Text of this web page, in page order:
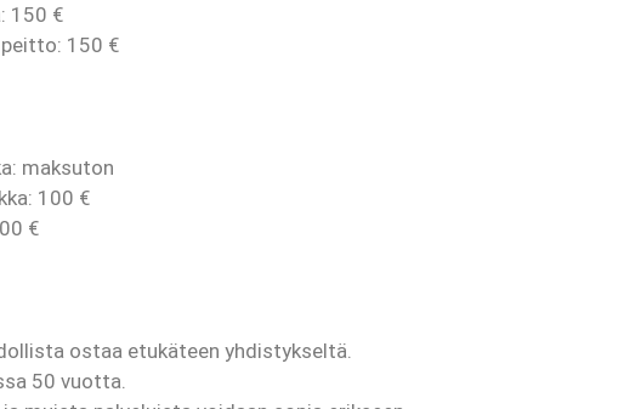
150 €
peitto: 150 €
maksuton
100 €
€
ostaa etukäteen yhdistykseltä.
50 vuotta.